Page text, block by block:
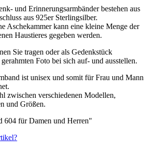
und Erinnerungsarmbänder bestehen aus
aus 925er Sterlingsilber.
Aschekammer kann eine kleine Menge der
Haustieres gegeben werden.
Sie tragen oder als Gedenkstück
Foto bei sich auf- und ausstellen.
ist unisex und somit für Frau und Mann
zwischen verschiedenen Modellen,
und Größen.
604 für Damen und Herren"